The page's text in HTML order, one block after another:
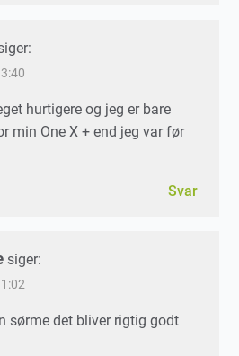
hurtigere og jeg er bare
min One X + end jeg var før
Svar
siger:
sørme det bliver rigtig godt